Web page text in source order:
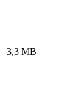
3,3 MB